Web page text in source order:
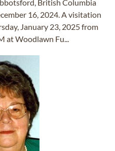
British Columbia
16, 2024. A visitation
January 23, 2025 from
at Woodlawn Fu...